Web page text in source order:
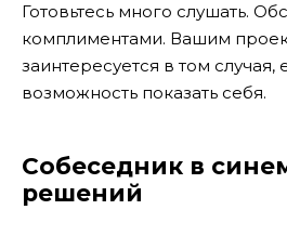
Готовьтесь много слушать.
комплиментами. Вашим
заинтересуется в том случая,
возможность показать себя.
Собеседник в
решений